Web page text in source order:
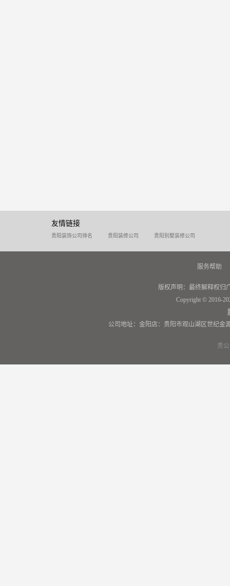
友情链接
贵阳装饰公司排名 贵阳装修公司 贵阳别墅装修公司
服务帮助
版权声明：最终解释权归
Copyright © 2016-
公司地址：金阳店：贵阳市观山湖区世纪金
贵